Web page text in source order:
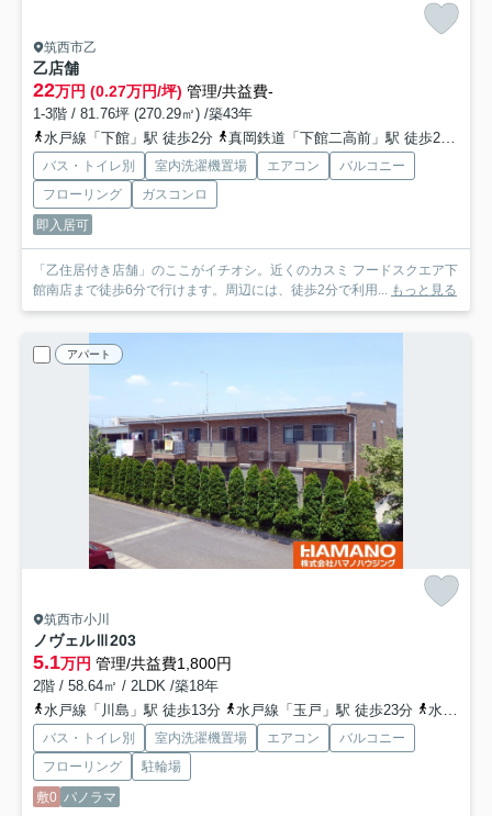
筑西市乙
乙店舗
22万円 (0.27万円/坪) 管理/共益費-
1-3階 / 81.76坪 (270.29㎡) /築43年
水戸線「下館」駅 徒歩2分
真岡鉄道「下館二高前」駅 徒歩29分
バス・トイレ別 室内洗濯機置場 エアコン
バルコニー
フローリング
ガスコンロ
即入居可
「乙住居付き店舗」のここがイチオシ。近くのカスミ フードスクエア下
館南店まで徒歩6分で行けます。周辺には、徒歩2分で利用... もっと見る
アパート
筑西市小川
ノヴェルⅢ203
5.1万円 管理/共益費1,800円
2階 / 58.64㎡ / 2LDK /築18年
水戸線「川島」駅 徒歩13分
水戸線「玉戸」駅 徒歩23分 水戸線「東結城」駅 徒歩46分
バス・トイレ別 室内洗濯機置場 エアコン
バルコニー
フローリング
駐輪場
敷0 パノラマ